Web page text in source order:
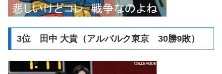
3位 田中 大貴（アルバルク東京 30勝9敗）